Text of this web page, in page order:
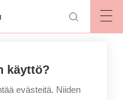
käyttö?
evästeitä. Niiden